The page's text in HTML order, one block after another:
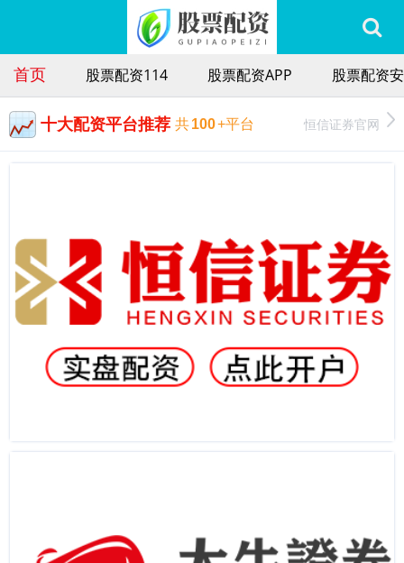
首页 股票配资114 股票配资APP 股票配资
十大配资平台推荐 共100+平台 恒信证券官网